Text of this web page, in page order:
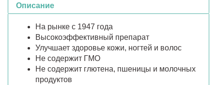
Описание
На рынке с 1947 года
Высокоэффективный препарат
Улучшает здоровье кожи, ногтей и волос
Не содержит ГМО
Не содержит глютена, пшеницы и молочных
продуктов